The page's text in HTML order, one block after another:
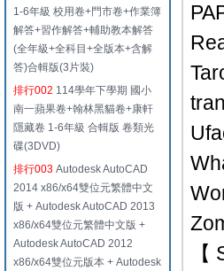
1-6年級 校用卷+門市卷+作業簿
解答+習作解答+輔助教本解答
(全年級+全科目+全版本+含解
答)合輯版(3片裝)
排行002 114學年下學期 國小
南一蘋果卷+翰林黑貓卷+康軒
隱藏卷 1-6年級 合輯版 卷類光
碟(3DVD)
排行003 Autodesk AutoCAD
2014 x86/x64雙位元繁體中文
版 + Autodesk AutoCAD 2013
x86/x64雙位元繁體中文版 +
Autodesk AutoCAD 2012
x86/x64雙位元版本 + Autodesk